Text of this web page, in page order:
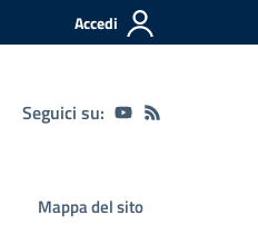
Accedi
Seguici su:
Mappa del sito